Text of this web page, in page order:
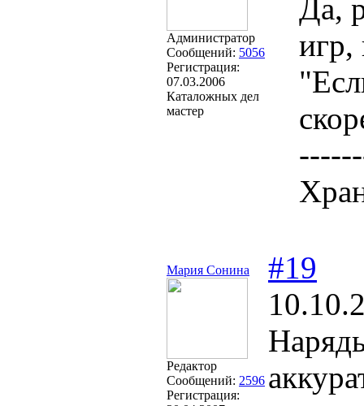
Администратор
Сообщений: 5056
Регистрация:
07.03.2006
Каталожных дел
мастер
Да,
игр,
Мария Сонина
Редактор
Сообщений: 2596
Регистрация:
#19